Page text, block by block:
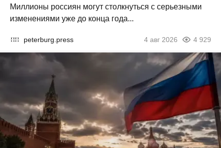
Миллионы россиян могут столкнуться с серьезными
изменениями уже до конца года...
peterburg.press 4 авг 2026 4 929